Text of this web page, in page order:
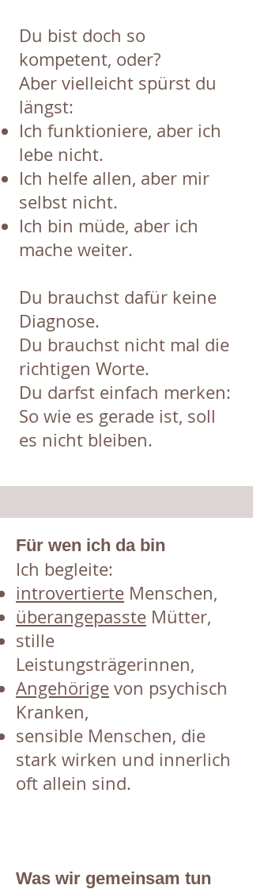
Du bist doch so
kompetent, oder?
Aber vielleicht spürst du
längst:
Ich funktioniere, aber ich
lebe nicht.
Ich helfe allen, aber mir
selbst nicht.
Ich bin müde, aber ich
mache weiter.
Du brauchst dafür keine
Diagnose.
Du brauchst nicht mal die
richtigen Worte.
Du darfst einfach merken:
So wie es gerade ist, soll
es nicht bleiben.​
​Für wen ich da bin
Ich begleite:
introvertierte Menschen,
überangepasste Mütter,​
stille
Leistungsträgerinnen,
Angehörige von psychisch
Kranken,
sensible Menschen, die
stark wirken und innerlich
oft allein sind.
Was wir gemeinsam tun